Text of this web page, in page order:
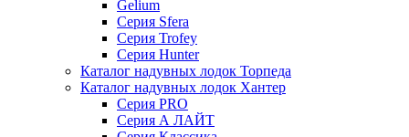
Gelium
Серия Sfera
Серия Trofey
Серия Hunter
Каталог надувных лодок Торпеда
Каталог надувных лодок Хантер
Серия PRO
Серия А ЛАЙТ